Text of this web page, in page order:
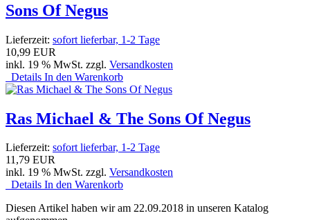
Sons Of Negus
Lieferzeit: sofort lieferbar, 1-2 Tage
10,99 EUR
inkl. 19 % MwSt. zzgl. Versandkosten
Details In den Warenkorb
Ras Michael & The Sons Of Negus
Lieferzeit: sofort lieferbar, 1-2 Tage
11,79 EUR
inkl. 19 % MwSt. zzgl. Versandkosten
Details In den Warenkorb
Diesen Artikel haben wir am 22.09.2018 in unseren Katalog